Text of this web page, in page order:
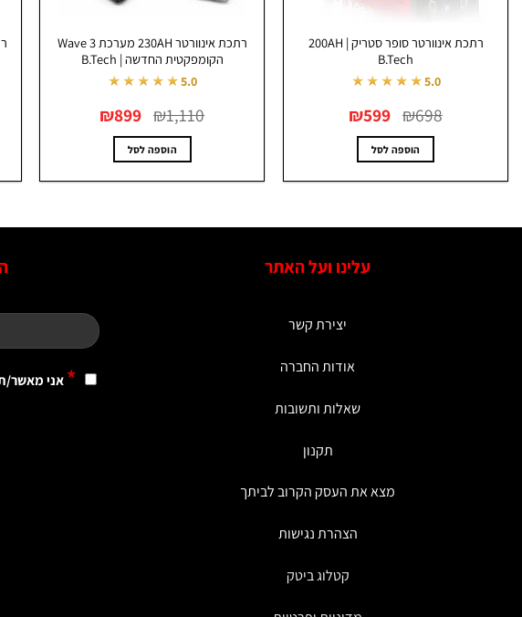
רתכת אינוורטר סופר סטריק 200AH |
B.Tech
★★★★★5.0
₪698 המקורי
היה:
₪698.
₪599 הנוכחי
הוא:
הוספה לסל
רתכת אינוורטר 230AH מערכת Wave 3
הקומפקטית החדשה | B.Tech
★★★★★5.0
₪1,110 המקורי
היה:
₪1,110.
₪899 הנוכחי
הוא:
הוספה לסל
עלינו ועל האתר
יצירת קשר
אודות החברה
שאלות ותשובות
תקנון
מצא את העסק הקרוב לביתך
הצהרת נגישות
קטלוג ביטק
* אני מאשר/